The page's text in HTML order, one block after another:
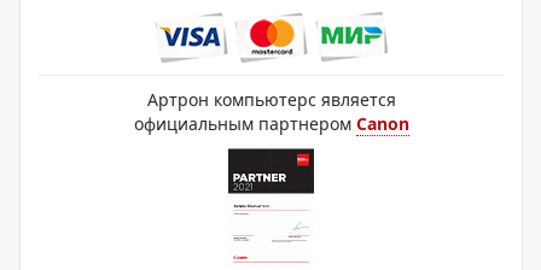
Артрон компьютерс является
официальным партнером Canon